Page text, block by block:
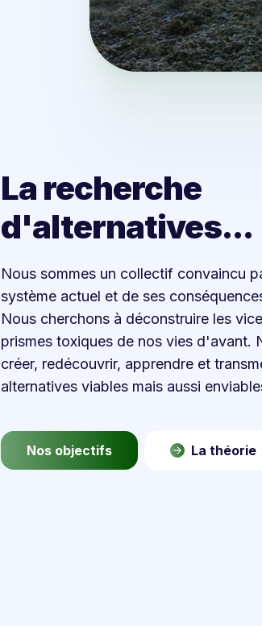
La recherche
d'alternatives...
Nous sommes un collectif convaincu
système actuel et de ses
Nous cherchons à déconstruire les
prismes toxiques de nos vies d'avant.
créer, redécouvrir, apprendre et
alternatives viables mais aussi
Nos objectifs La théorie